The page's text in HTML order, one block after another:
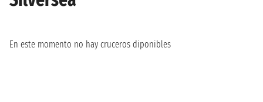
En este momento no hay cruceros diponibles